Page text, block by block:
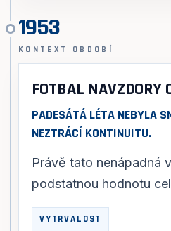
1953
KONTEXT OBDOBÍ
FOTBAL NAVZDORY
PADESÁTÁ LÉTA NEBYLA
NEZTRÁCÍ KONTINUITU.
Právě tato nenápadná
podstatnou hodnotu
VYTRVALOST